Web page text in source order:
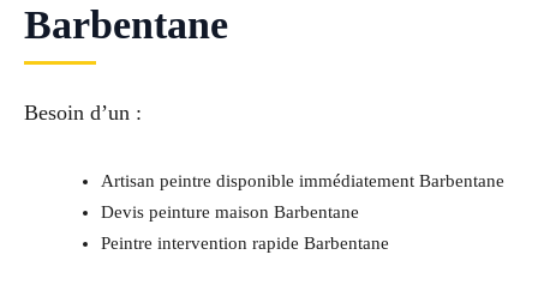
Barbentane
Besoin d’un :
Artisan peintre disponible immédiatement Barbentane
Devis peinture maison Barbentane
Peintre intervention rapide Barbentane